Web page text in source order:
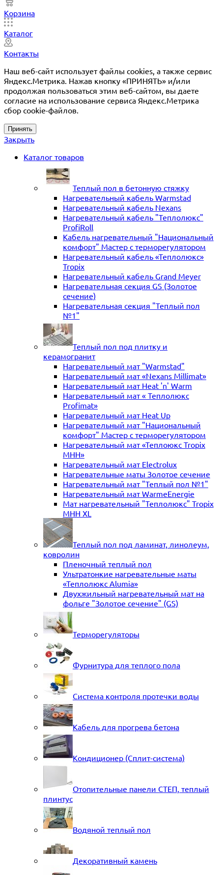
Корзина
Каталог
Контакты
Наш веб-сайт использует файлы cookies, а также сервис
Яндекс.Метрика. Нажав кнопку «ПРИНЯТЬ» и/или
продолжая пользоваться этим веб-сайтом, вы даете
согласие на использование сервиса Яндекс.Метрика
сбор cookie-файлов.
Принять
Закрыть
Каталог товаров
Теплый пол в бетонную стяжку
Нагревательный кабель Warmstad
Нагревательный кабель Nexans
Нагревательный кабель "Теплолюкс"
ProfiRoll
Кабель нагревательный "Национальный
комфорт" Мастер с терморегулятором
Нагревательный кабель «Теплолюкс»
Tropix
Нагревательный кабель Grand Meyer
Нагревательная секция GS (Золотое
сечение)
Нагревательная секция "Теплый пол
№1"
Теплый пол под плитку и
керамогранит
Нагревательный мат "Warmstad"
Нагревательный мат «Nexans Millimat»
Нагревательный мат Heat 'n' Warm
Нагревательный мат « Теплолюкс
Profimat»
Нагревательный мат Heat Up
Нагревательный мат "Национальный
комфорт" Мастер с терморегулятором
Нагревательный мат «Теплоюкс Tropix
MHH»
Нагревательный мат Electrolux
Нагревательные маты Золотое сечение
Нагревательный мат "Теплый пол №1"
Нагревательный мат WarmeEnergie
Мат нагревательный "Теплолюкс" Tropix
МНН XL
Теплый пол под ламинат, линолеум,
ковролин
Пленочный теплый пол
Ультратонкие нагревательные маты
«Теплолюкс Alumia»
Двухжильный нагревательный мат на
фольге "Золотое сечение" (GS)
Терморегуляторы
Фурнитура для теплого пола
Система контроля протечки воды
Кабель для прогрева бетона
Кондиционер (Сплит-система)
Отопительные панели СТЕП, теплый
плинтус
Водяной теплый пол
Декоративный камень